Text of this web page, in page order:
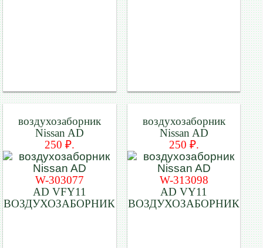
воздухозаборник
Nissan AD
250 ₽.
W-303077
AD VFY11
ВОЗДУХОЗАБОРНИК
воздухозаборник
Nissan AD
250 ₽.
W-313098
AD VY11
ВОЗДУХОЗАБОРНИК